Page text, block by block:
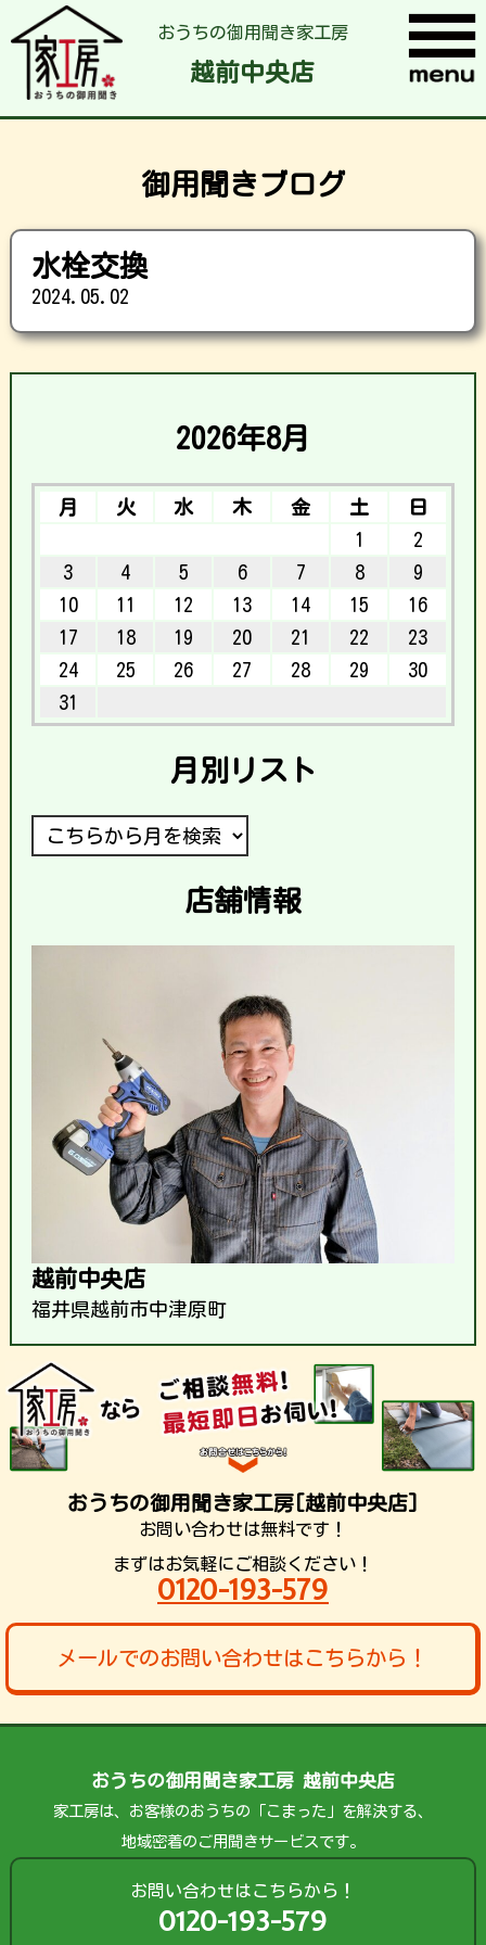
おうちの御用聞き家工房
越前中央店
御用聞きブログ
水栓交換
2024.05.02
2026年8月
月 火 水 木 金 土
日
1
2
3
4 5 6 7 8
9
10
11 12 13 14 15
16
17
18 19 20 21 22
23
24
25 26 27 28 29
30
31
月別リスト
店舗情報
越前中央店
福井県越前市中津原町
おうちの御用聞き家工房[越前中央店]
お問い合わせは無料です！
まずはお気軽にご相談ください！
0120-193-579
メールでのお問い合わせはこちらから！
おうちの御用聞き家工房 越前中央店
家工房は、お客様のおうちの「こまった」を解決する、
地域密着のご用聞きサービスです。
お問い合わせはこちらから！
0120-193-579